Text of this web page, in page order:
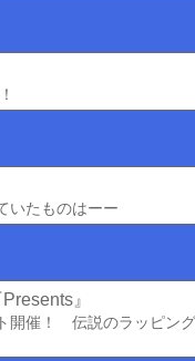
いたものはーー
』
開催！ 伝説のラッピン